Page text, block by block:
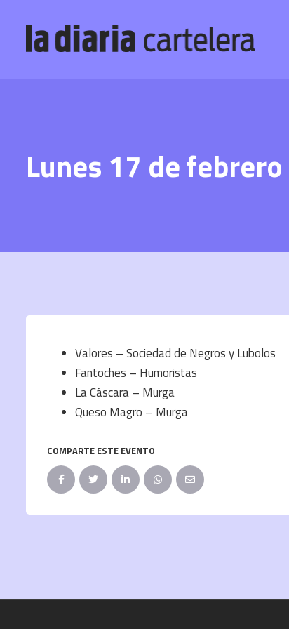
Lunes 17 de
Valores – Sociedad de Negros y Lubolos
Fantoches – Humoristas
La Cáscara – Murga
Queso Magro – Murga
COMPARTE ESTE EVENTO